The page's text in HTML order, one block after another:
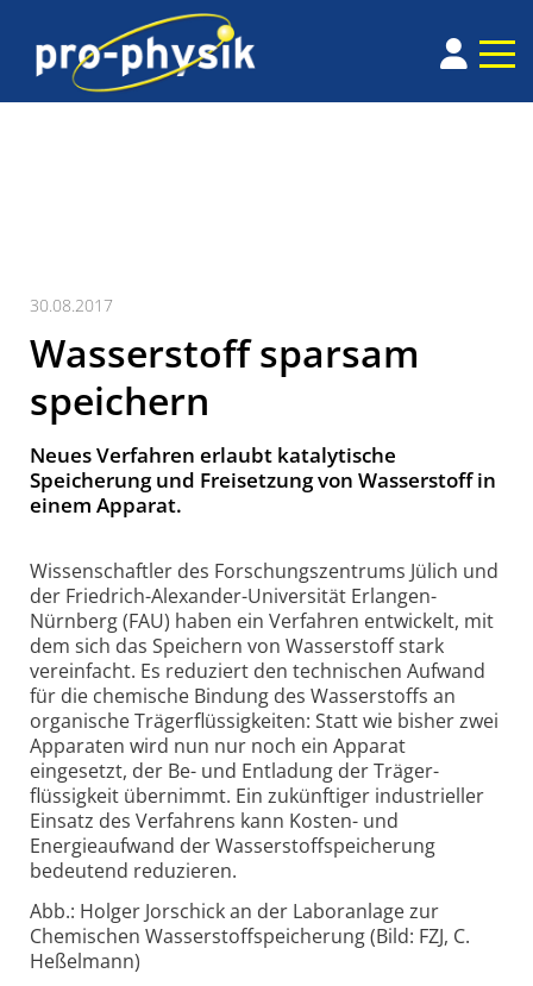
30.08.2017
Wasserstoff sparsam
speichern
Neues Verfahren erlaubt katalytische
Speicherung und Freisetzung von Wasserstoff in
einem Apparat.
Wissenschaftler des Forschungszentrums Jülich und
der Friedrich-Alexander-Universität Erlangen-
Nürnberg (FAU) haben ein Verfahren entwickelt, mit
dem sich das Speichern von Wasserstoff stark
vereinfacht. Es reduziert den technischen Aufwand
für die chemische Bindung des Wasserstoffs an
organische Träger­flüssigkeiten: Statt wie bisher zwei
Apparaten wird nun nur noch ein Apparat
eingesetzt, der Be- und Entladung der Träger­
flüssigkeit übernimmt. Ein zukünftiger industrieller
Einsatz des Verfahrens kann Kosten- und
Energieaufwand der Wasserstoff­speicherung
bedeutend reduzieren.
Abb.: Holger Jorschick an der Laboranlage zur
Chemischen Wasserstoffspeicherung (Bild: FZJ, C.
Heßelmann)